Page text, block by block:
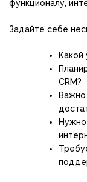
функционалу,
Задайте себе
Какой
CRM?
Важно
Нужно